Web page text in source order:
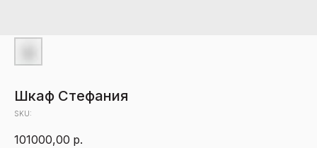
Шкаф Стефания
SKU:
101000,00 р.